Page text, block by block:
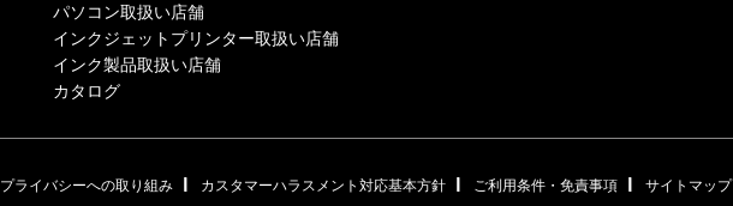
パソコン取扱い店舗
インクジェットプリンター取扱い店舗
インク製品取扱い店舗
カタログ
プライバシーへの取り組み | カスタマーハラスメント対応基本方針 | ご利用条件・免責事項 | サイトマップ